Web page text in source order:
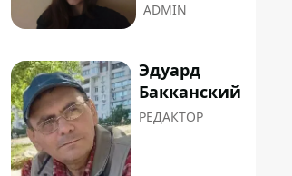
ADMIN
Эдуард
Бакканский
РЕДАКТОР